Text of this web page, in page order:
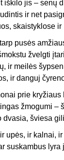
iškilo jis – senų
ir net
skaistyklose
pusės
žvelgti
ir meilės
ir danguj
prie kryžiaus
žmogumi –
dvasia, šviesa
upės, ir kalnai,
suskambus lyra